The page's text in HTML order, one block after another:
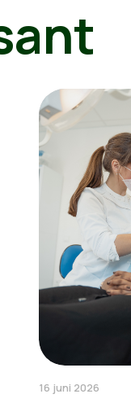
16 juni 2026